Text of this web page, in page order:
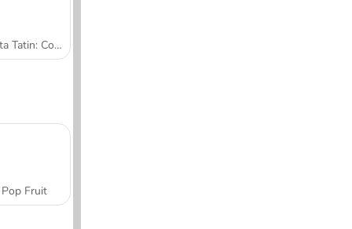
Tarta Tatin: Cocina con Sara
Pop Fruit